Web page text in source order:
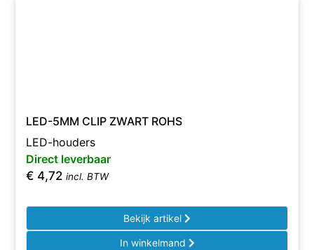
LED-5MM CLIP ZWART ROHS
LED-houders
Direct leverbaar
€ 4,72 incl. BTW
Bekijk artikel
In winkelmand